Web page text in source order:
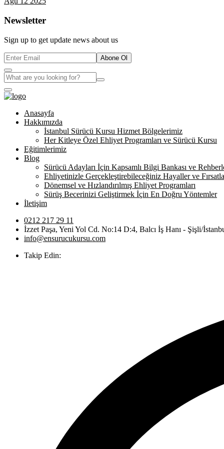
Newsletter
Sign up to get update news about us
Abone Ol
Anasayfa
Hakkımızda
İstanbul Sürücü Kursu Hizmet Bölgelerimiz
Her Kitleye Özel Ehliyet Programları ve Sürücü Kursu
Eğitimlerimiz
Blog
Sürücü Adayları İçin Kapsamlı Bilgi Bankası ve
Ehliyetinizle Gerçekleştirebileceğiniz Hayaller ve
Dönemsel ve Hızlandırılmış Ehliyet Programları
Sürüş Becerinizi Geliştirmek İçin En Doğru Yöntemler
İletişim
0212 217 29 11
İzzet Paşa, Yeni Yol Cd. No:14 D:4, Balcı İş Hanı - Şişli/
info@ensurucukursu.com
Takip Edin: